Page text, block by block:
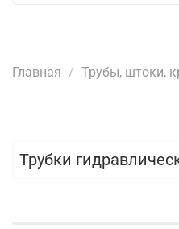
Главная Трубы, штоки,
Трубки